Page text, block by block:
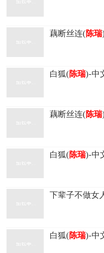
藕断丝连(陈瑞
白狐(陈瑞)-中
藕断丝连(陈瑞
白狐(陈瑞)-中
下辈子不做女
白狐(陈瑞)-中